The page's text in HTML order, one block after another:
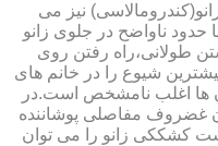
نیز می
حدود ناواضح در جلوی زانو
طولانی،راه رفتن روی
شیوع را در خانم های
آن ها اغلب نامشخص است.در
غضروف مفاصلی پوشاننده
کشککی زانو را می توان